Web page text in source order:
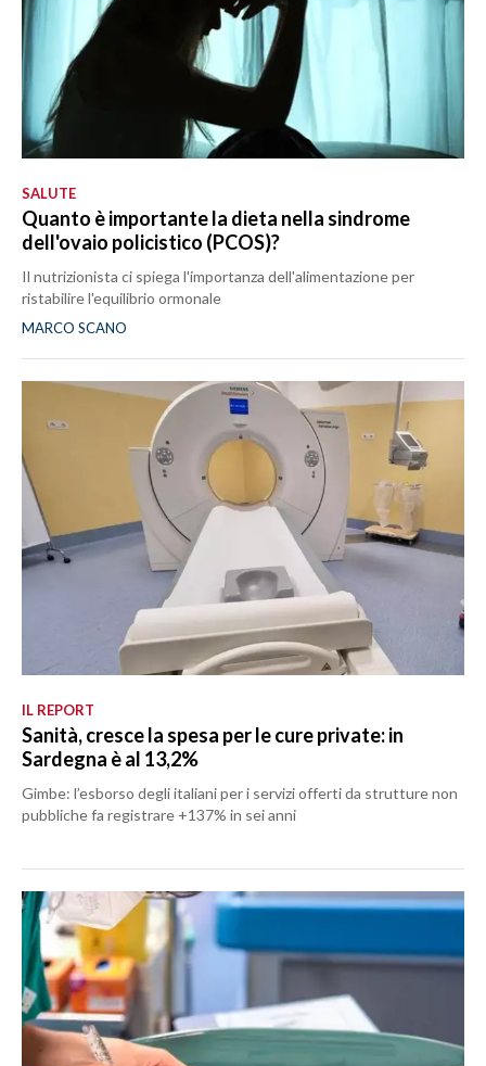
SALUTE
Quanto è importante la dieta nella sindrome
dell'ovaio policistico (PCOS)?
Il nutrizionista ci spiega l'importanza dell'alimentazione per
ristabilire l'equilibrio ormonale
MARCO SCANO
IL REPORT
Sanità, cresce la spesa per le cure private: in
Sardegna è al 13,2%
Gimbe: l’esborso degli italiani per i servizi offerti da strutture non
pubbliche fa registrare +137% in sei anni